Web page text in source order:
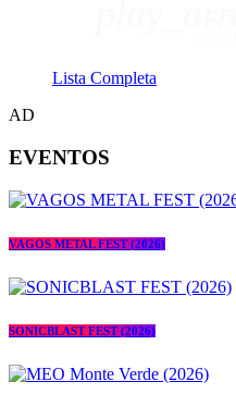
Lista Completa
AD
EVENTOS
VAGOS METAL FEST (2026)
SONICBLAST FEST (2026)